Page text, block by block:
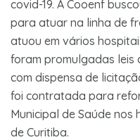
covid-19. A Cooenf
para atuar na linha de
atuou em vários
foram promulgadas
com dispensa de
foi contratada para
Municipal de Saúde nos
de Curitiba.